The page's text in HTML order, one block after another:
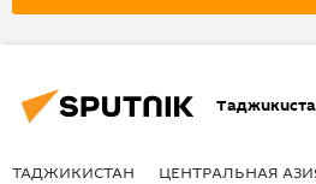
ТАДЖИКИСТАН ЦЕНТРАЛЬНАЯ